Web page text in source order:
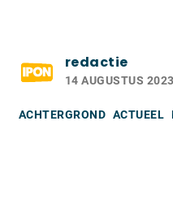
redactie
14 AUGUSTUS 2023
ACHTERGROND ACTUEEL